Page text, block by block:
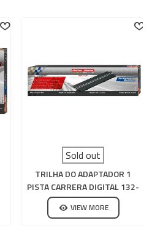
Sold out
TRILHA DO ADAPTADOR 1
PISTA CARRERA DIGITAL 132-
124
VIEW MORE